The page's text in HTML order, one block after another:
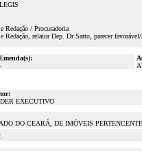
LEGIS
Redação / Procuradoria
relator Dep. Dr Sarto, parecer favorável/
EXECUTIVO
DO CEARÁ, DE IMÓVEIS